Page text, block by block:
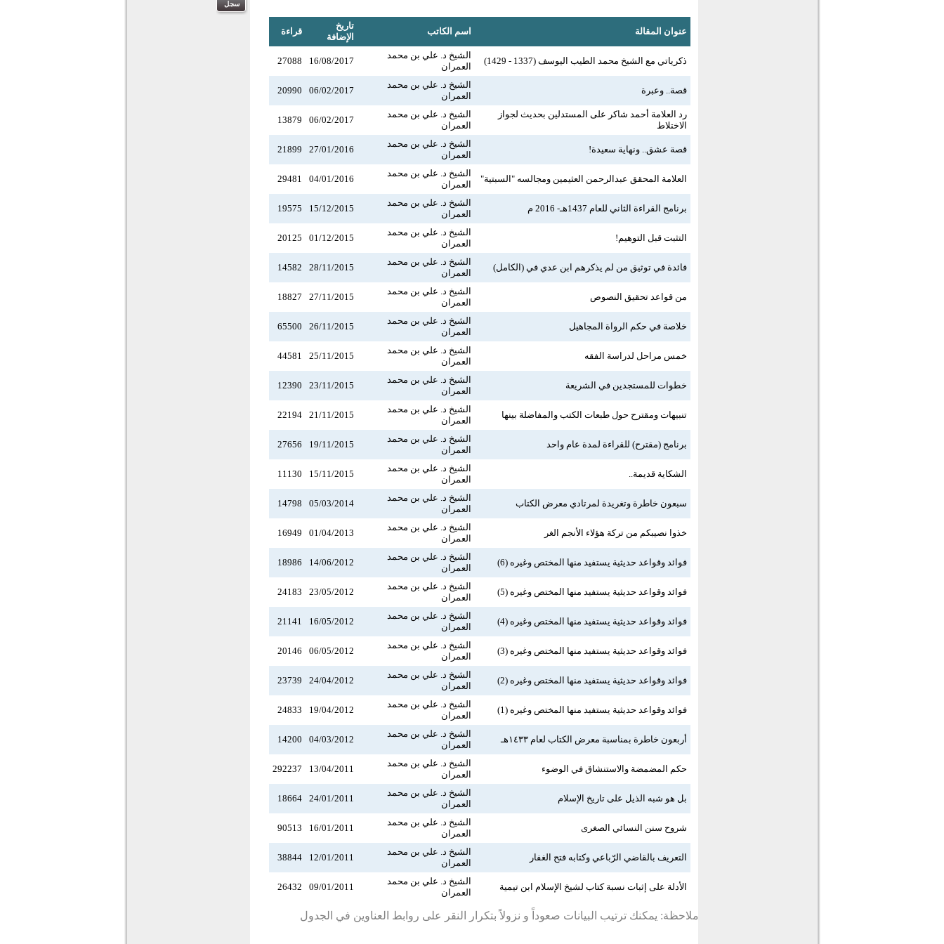
عنوان المقالة اسم الكاتب
تاريخ
الإضافة
قراءة
ذكرياتي مع الشيخ محمد الطيب اليوسف (1337 - 1429)
الشيخ د. علي بن محمد
العمران
16/08/2017
27088
قصة.. وعبرة
الشيخ د. علي بن محمد
العمران
06/02/2017
20990
رد العلامة أحمد شاكر على المستدلين بحديث لجواز
الاختلاط
الشيخ د. علي بن محمد
العمران
06/02/2017
13879
قصة عشق.. ونهاية سعيدة!
الشيخ د. علي بن محمد
العمران
27/01/2016
21899
العلامة المحقق عبدالرحمن العثيمين ومجالسه "السبتية"
الشيخ د. علي بن محمد
العمران
04/01/2016
29481
برنامج القراءة الثاني للعام 1437هـ- 2016 م
الشيخ د. علي بن محمد
العمران
15/12/2015
19575
التثبت قبل التوهيم!
الشيخ د. علي بن محمد
العمران
01/12/2015
20125
فائدة في توثيق من لم يذكرهم ابن عدي في (الكامل)
الشيخ د. علي بن محمد
العمران
28/11/2015
14582
من قواعد تحقيق النصوص
الشيخ د. علي بن محمد
العمران
27/11/2015
18827
خلاصة في حكم الرواة المجاهيل
الشيخ د. علي بن محمد
العمران
26/11/2015
65500
خمس مراحل لدراسة الفقه
الشيخ د. علي بن محمد
العمران
25/11/2015
44581
خطوات للمستجدين في الشريعة
الشيخ د. علي بن محمد
العمران
23/11/2015
12390
تنبيهات ومقترح حول طبعات الكتب والمفاضلة بينها
الشيخ د. علي بن محمد
العمران
21/11/2015
22194
برنامج (مقترح) للقراءة لمدة عام واحد
الشيخ د. علي بن محمد
العمران
19/11/2015
27656
الشكاية قديمة..
الشيخ د. علي بن محمد
العمران
15/11/2015
11130
سبعون خاطرة وتغريدة لمرتادي معرض الكتاب
الشيخ د. علي بن محمد
العمران
05/03/2014
14798
خذوا نصيبكم من تركة هؤلاء الأنجم الغر
الشيخ د. علي بن محمد
العمران
01/04/2013
16949
فوائد وقواعد حديثية يستفيد منها المختص وغيره (6)
الشيخ د. علي بن محمد
العمران
14/06/2012
18986
فوائد وقواعد حديثية يستفيد منها المختص وغيره (5)
الشيخ د. علي بن محمد
العمران
23/05/2012
24183
فوائد وقواعد حديثية يستفيد منها المختص وغيره (4)
الشيخ د. علي بن محمد
العمران
16/05/2012
21141
فوائد وقواعد حديثية يستفيد منها المختص وغيره (3)
الشيخ د. علي بن محمد
العمران
06/05/2012
20146
فوائد وقواعد حديثية يستفيد منها المختص وغيره (2)
الشيخ د. علي بن محمد
العمران
24/04/2012
23739
فوائد وقواعد حديثية يستفيد منها المختص وغيره (1)
الشيخ د. علي بن محمد
العمران
19/04/2012
24833
أربعون خاطرة بمناسبة معرض الكتاب لعام ١٤٣٣هـ
الشيخ د. علي بن محمد
العمران
04/03/2012
14200
حكم المضمضة والاستنشاق في الوضوء
الشيخ د. علي بن محمد
العمران
13/04/2011
292237
بل هو شبه الذيل على تاريخ الإسلام
الشيخ د. علي بن محمد
العمران
24/01/2011
18664
شروح سنن النسائي الصغرى
الشيخ د. علي بن محمد
العمران
16/01/2011
90513
التعريف بالقاضي الرّباعي وكتابه فتح الغفار
الشيخ د. علي بن محمد
العمران
12/01/2011
38844
الأدلة على إثبات نسبة كتاب لشيخ الإسلام ابن تيمية
الشيخ د. علي بن محمد
العمران
09/01/2011
26432
ملاحظة: يمكنك ترتيب البيانات صعوداً و نزولاً بتكرار النقر على روابط العناوين في الجدول